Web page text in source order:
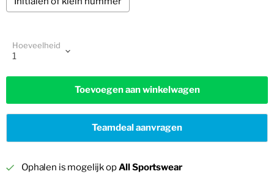
Hoeveelheid
Toevoegen aan winkelwagen
Teamdeal aanvragen
Ophalen is mogelijk opAll Sportswear